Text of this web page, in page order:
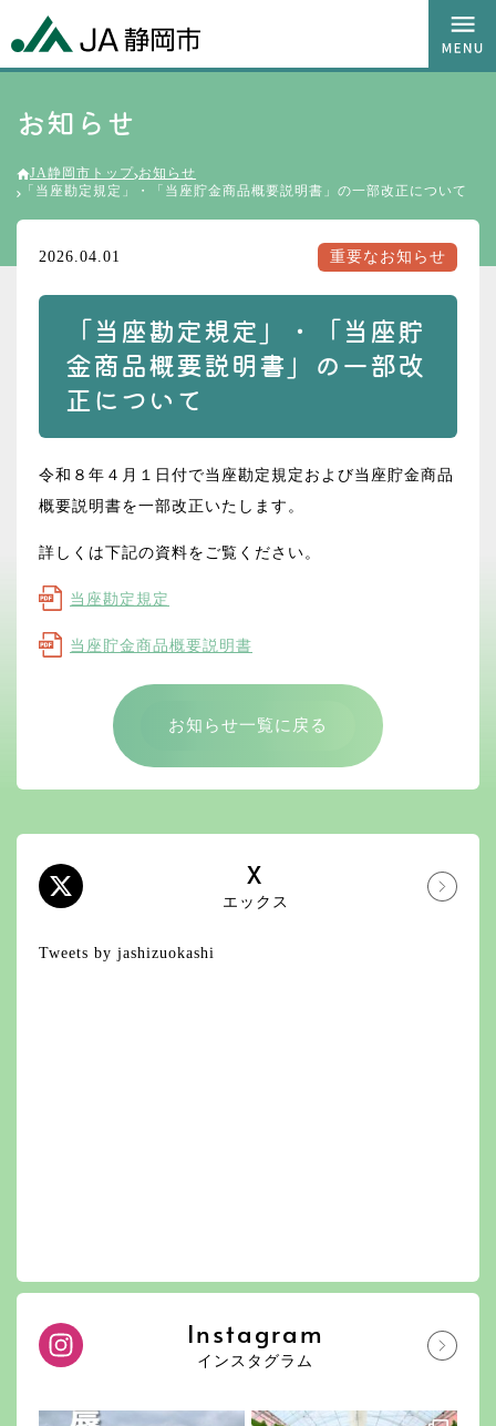
お知らせ
JA静岡市トップ お知らせ
「当座勘定規定」・「当座貯金商品概要説明書」の一部改正について
2026.04.01 重要なお知らせ
「当座勘定規定」・「当座貯
金商品概要説明書」の一部改
正について
令和８年４月１日付で当座勘定規定および当座貯金商品
概要説明書を一部改正いたします。
詳しくは下記の資料をご覧ください。
当座勘定規定
当座貯金商品概要説明書
お知らせ一覧に戻る
X
エックス
Tweets by jashizuokashi
Instagram
インスタグラム